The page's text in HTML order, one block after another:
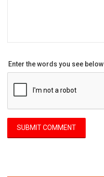
Enter the words you see below